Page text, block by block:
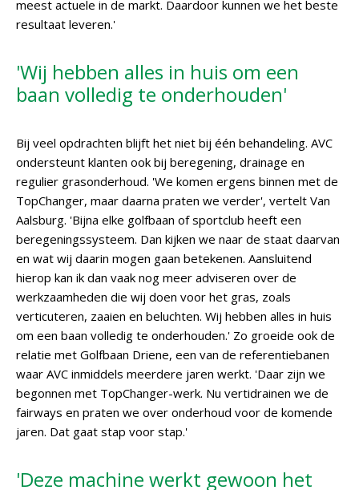
meest actuele in de markt. Daardoor kunnen we het beste
resultaat leveren.'
'Wij hebben alles in huis om een
baan volledig te onderhouden'
Bij veel opdrachten blijft het niet bij één behandeling. AVC
ondersteunt klanten ook bij beregening, drainage en
regulier grasonderhoud. 'We komen ergens binnen met de
TopChanger, maar daarna praten we verder', vertelt Van
Aalsburg. 'Bijna elke golfbaan of sportclub heeft een
beregeningssysteem. Dan kijken we naar de staat daarvan
en wat wij daarin mogen gaan betekenen. Aansluitend
hierop kan ik dan vaak nog meer adviseren over de
werkzaamheden die wij doen voor het gras, zoals
verticuteren, zaaien en beluchten. Wij hebben alles in huis
om een baan volledig te onderhouden.' Zo groeide ook de
relatie met Golfbaan Driene, een van de referentiebanen
waar AVC inmiddels meerdere jaren werkt. 'Daar zijn we
begonnen met TopChanger-werk. Nu vertidrainen we de
fairways en praten we over onderhoud voor de komende
jaren. Dat gaat stap voor stap.'
'Deze machine werkt gewoon het